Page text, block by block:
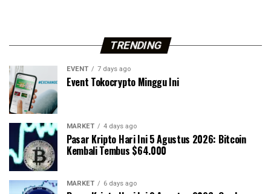
TRENDING
EVENT 7 days ago
Event Tokocrypto Minggu Ini
MARKET 4 days ago
Pasar Kripto Hari Ini 5 Agustus 2026: Bitcoin
Kembali Tembus $64.000
MARKET 6 days ago